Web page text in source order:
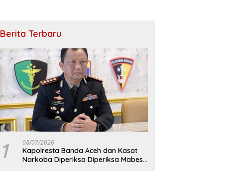
Berita Terbaru
1 08/07/2026
Kapolresta Banda Aceh dan Kasat
Narkoba Diperiksa Diperiksa Mabes